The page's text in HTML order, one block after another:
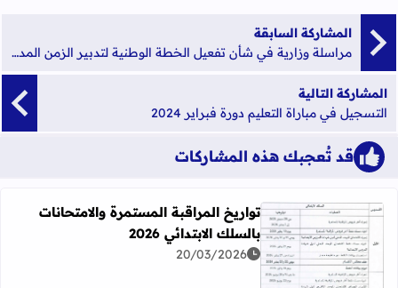
المشاركة السابقة
مراسلة وزارية في شأن تفعيل الخطة الوطنية لتدبير الزمن المدرسي 2024
المشاركة التالية
التسجيل في مباراة التعليم دورة فبراير 2024
قد تُعجبك هذه المشاركات
اقرأ المزيد عن تواريخ المراقبة المستمرة والامتحانات بالسلك
تواريخ المراقبة المستمرة والامتحانات
بالسلك الابتدائي 2026
20/03/2026